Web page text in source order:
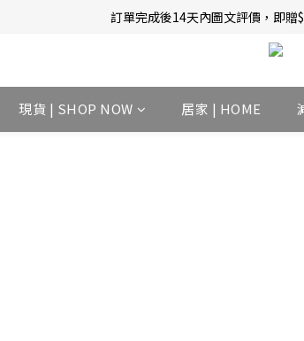
新會員招募中 | 即送 $12
現貨 | SHOP NOW 居家 | HOME